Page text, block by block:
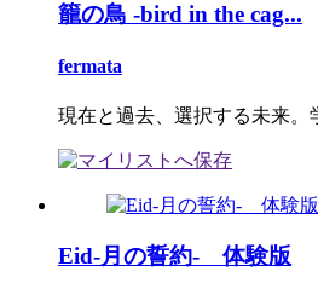
籠の鳥 -bird in the cag...
fermata
現在と過去、選択する未来。
Eid-月の誓約- 体験版